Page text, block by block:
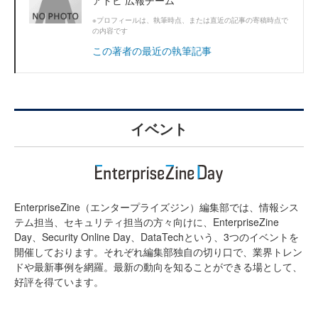
※プロフィールは、執筆時点、または直近の記事の寄稿時点で
の内容です
この著者の最近の執筆記事
イベント
EnterpriseZine（エンタープライズジン）編集部では、情報シス
テム担当、セキュリティ担当の方々向けに、EnterpriseZine
Day、Security Online Day、DataTechという、3つのイベントを
開催しております。それぞれ編集部独自の切り口で、業界トレン
ドや最新事例を網羅。最新の動向を知ることができる場として、
好評を得ています。